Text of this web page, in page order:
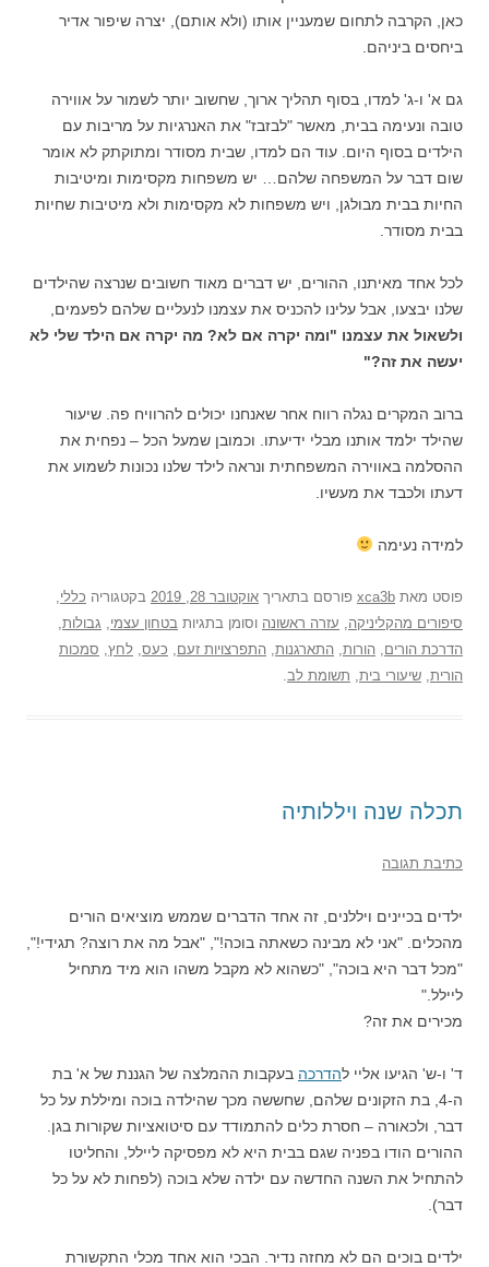
כאן, הקרבה לתחום שמעניין אותו (ולא אותם), יצרה שיפור אדיר
ביחסים ביניהם.
גם א' ו-ג' למדו, בסוף תהליך ארוך, שחשוב יותר לשמור על אווירה
טובה ונעימה בבית, מאשר "לבזבז" את האנרגיות על מריבות עם
הילדים בסוף היום. עוד הם למדו, שבית מסודר ומתוקתק לא אומר
שום דבר על המשפחה שלהם… יש משפחות מקסימות ומיטיבות
החיות בבית מבולגן, ויש משפחות לא מקסימות ולא מיטיבות שחיות
בבית מסודר.
לכל אחד מאיתנו, ההורים, יש דברים מאוד חשובים שנרצה שהילדים
שלנו יבצעו, אבל עלינו להכניס את עצמנו לנעליים שלהם לפעמים,
ולשאול את עצמנו "ומה יקרה אם לא? מה יקרה אם הילד שלי לא
יעשה את זה?"
ברוב המקרים נגלה רווח אחר שאנחנו יכולים להרוויח פה. שיעור
שהילד ילמד אותנו מבלי ידיעתו. וכמובן שמעל הכל – נפחית את
ההסלמה באווירה המשפחתית ונראה לילד שלנו נכונות לשמוע את
דעתו ולכבד את מעשיו.
למידה נעימה
פוסט מאת xca3b פורסם בתאריך אוקטובר 28, 2019 בקטגוריה כללי,
סיפורים מהקליניקה, עזרה ראשונה וסומן בתגיות בטחון עצמי, גבולות,
הדרכת הורים, הורות, התארגנות, התפרצויות זעם, כעס, לחץ, סמכות
הורית, שיעורי בית, תשומת לב.
תכלה שנה ויללותיה
כתיבת תגובה
ילדים בכיינים ויללנים, זה אחד הדברים שממש מוציאים הורים
מהכלים. "אני לא מבינה כשאתה בוכה!", "אבל מה את רוצה? תגידי!",
"מכל דבר היא בוכה", "כשהוא לא מקבל משהו הוא מיד מתחיל
ליילל."
מכירים את זה?
ד' ו-ש' הגיעו אליי להדרכה בעקבות ההמלצה של הגננת של א' בת
ה-4, בת הזקונים שלהם, שחששה מכך שהילדה בוכה ומיללת על כל
דבר, ולכאורה – חסרת כלים להתמודד עם סיטואציות שקורות בגן.
ההורים הודו בפניה שגם בבית היא לא מפסיקה ליילל, והחליטו
להתחיל את השנה החדשה עם ילדה שלא בוכה (לפחות לא על כל
דבר).
ילדים בוכים הם לא מחזה נדיר. הבכי הוא אחד מכלי התקשורת